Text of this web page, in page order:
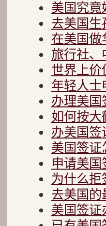
美国究竟
去美国生
在美国做
旅行社、
世界上价
年轻人士
办理美国
如何按大
办美国签
美国签证
申请美
为什么拒
去美国的
美国签证